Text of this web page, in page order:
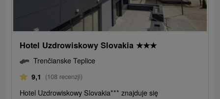
Hotel Uzdrowiskowy Slovakia ★★★
Trenčianske Teplice
9,1 (108 recenzji)
Hotel Uzdrowiskowy Slovakia*** znajduje się